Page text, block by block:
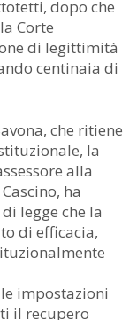
dopo che
Corte
di legittimità
centinaia di
che ritiene
la
alla
ha
legge che la
di efficacia,
impostazioni
il recupero